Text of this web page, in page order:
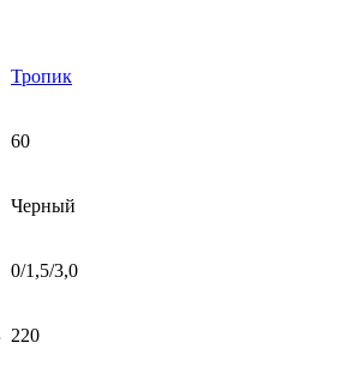
Тропик
60
Черный
0/1,5/3,0
220